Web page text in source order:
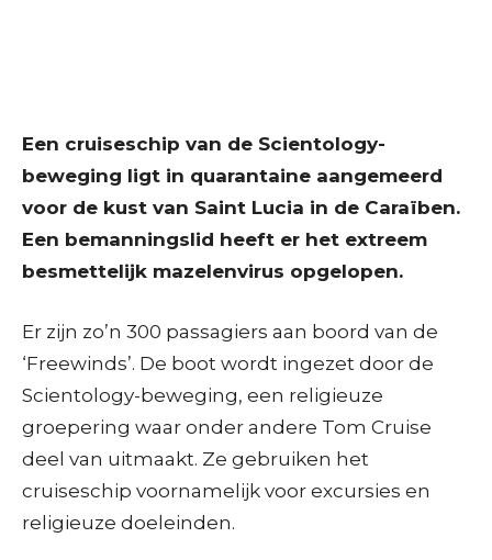
Een cruiseschip van de Scientology-
beweging ligt in quarantaine aangemeerd
voor de kust van Saint Lucia in de Caraïben.
Een bemanningslid heeft er het extreem
besmettelijk mazelenvirus opgelopen.
Er zijn zo’n 300 passagiers aan boord van de
‘Freewinds’. De boot wordt ingezet door de
Scientology-beweging, een religieuze
groepering waar onder andere Tom Cruise
deel van uitmaakt. Ze gebruiken het
cruiseschip voornamelijk voor excursies en
religieuze doeleinden.